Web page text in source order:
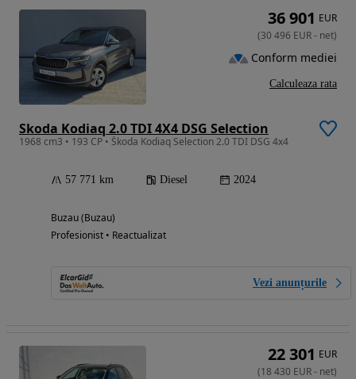
Skoda Kodiaq 2.0 TDI 4X4 DSG Selection
1968 cm3 • 193 CP • Škoda Kodiaq Selection 2.0 TDI DSG 4x4
57 771 km Diesel 2024
Buzau (Buzau)
Profesionist • Reactualizat
Vezi anunțurile
36 901 EUR
(30 496 EUR- net)
Conform mediei
Calculeaza rata
22 301 EUR
(18 430 EUR- net)